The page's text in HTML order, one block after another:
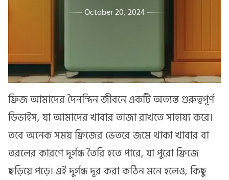
October 20, 2024
ফ্রিজ আমাদের দৈনন্দিন জীবনে একটি অত্যন্ত গুরুত্বপূর্ণ
ডিভাইস, যা আমাদের খাবার তাজা রাখতে সাহায্য করে।
তবে অনেক সময় ফ্রিজের ভেতরে জমে থাকা খাবার বা
তরলের কারণে দুর্গন্ধ তৈরি হতে পারে, যা পুরো ফ্রিজে
ছড়িয়ে পড়ে। এই দুর্গন্ধ দূর করা কঠিন মনে হলেও, কিছু